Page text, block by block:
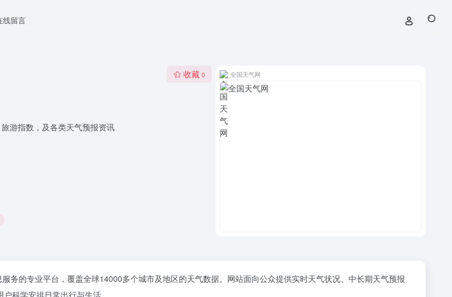
线留言
收藏 0
游指数，及各类天气预报资讯
全国天气网
务的专业平台，覆盖全球14000多个城市及地区的天气数据。网站面向公众提供实时天气状况、中长期天气预报